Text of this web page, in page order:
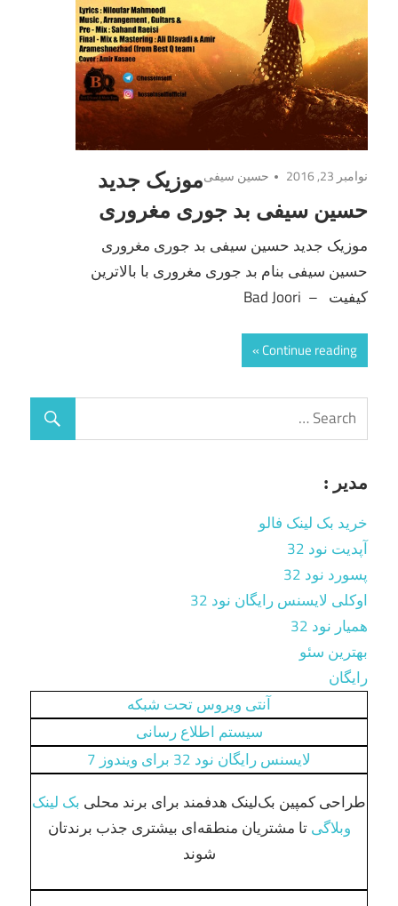
نوامبر 23, 2016 حسین سیفیموزیک جدید
حسین سیفی بد جوری مغروری
موزیک جدید حسین سیفی بد جوری مغروری
حسین سیفی بنام بد جوری مغروری با بالاترین
کیفیت – Bad Joori
Continue reading
مدیر :
خرید بک لینک فالو
آپدیت نود 32
پسورد نود 32
اوکلی لایسنس رایگان نود 32
همیار نود 32
بهترین سئو
رایگان
آنتی ویروس تحت شبکه
سیستم اطلاع رسانی
لایسنس رایگان نود 32 برای ویندوز 7
طراحی کمپین بک‌لینک هدفمند برای برند محلی بک لینک
وبلاگیتا مشتریان منطقه‌ای بیشتری جذب برندتان
شوند